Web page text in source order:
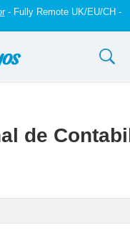
- Fully Remote UK/EU/CH -
de